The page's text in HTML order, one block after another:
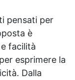
pensati per
è
facilità
esprimere la
Dalla